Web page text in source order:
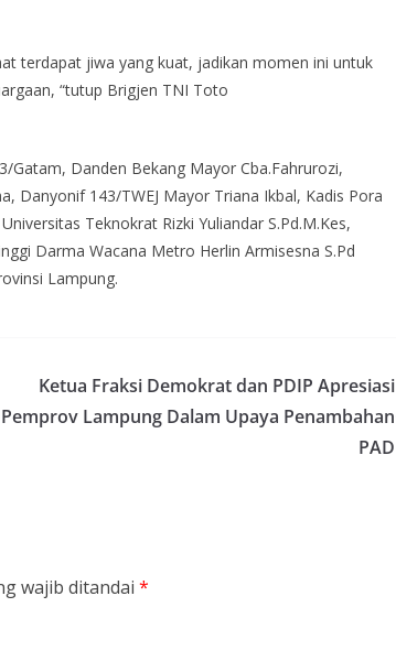
terdapat jiwa yang kuat, jadikan momen ini untuk
“tutup Brigjen TNI Toto
Gatam, Danden Bekang Mayor Cba.Fahrurozi,
Danyonif 143/TWEJ Mayor Triana Ikbal, Kadis Pora
Teknokrat Rizki Yuliandar S.Pd.M.Kes,
Darma Wacana Metro Herlin Armisesna S.Pd
Lampung.
Ketua Fraksi Demokrat dan PDIP Apresiasi
Pemprov Lampung Dalam Upaya Penambahan
PAD
wajib ditandai *